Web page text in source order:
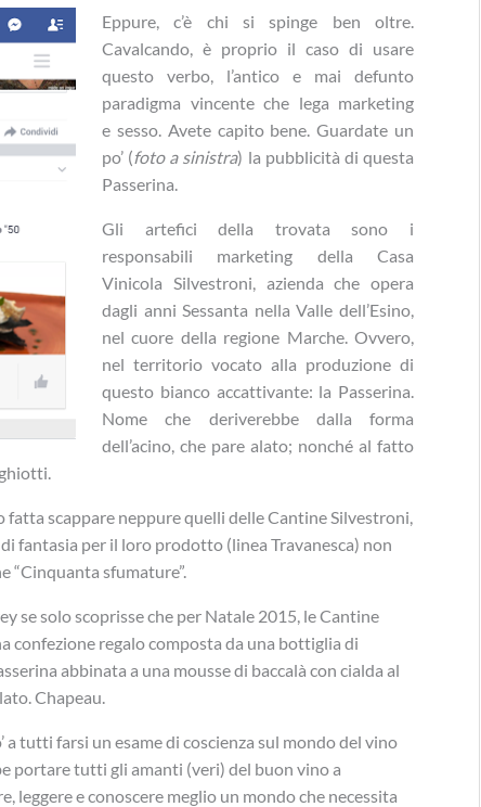
Eppure, c’è chi si spinge ben oltre.
Cavalcando, è proprio il caso di usare
questo verbo, l’antico e mai defunto
paradigma vincente che lega marketing
e sesso. Avete capito bene. Guardate un
po’ (foto a sinistra) la pubblicità di questa
Passerina.
Gli artefici della trovata sono i
responsabili marketing della Casa
Vinicola Silvestroni, azienda che opera
dagli anni Sessanta nella Valle dell’Esino,
nel cuore della regione Marche. Ovvero,
nel territorio vocato alla produzione di
questo bianco accattivante: la Passerina.
Nome che deriverebbe dalla forma
dell’acino, che pare alato; nonché al fatto
fatta scappare neppure quelli delle Cantine Silvestroni,
fantasia per il loro prodotto (linea Travanesca) non
“Cinquanta sfumature”.
se solo scoprisse che per Natale 2015, le Cantine
confezione regalo composta da una bottiglia di
abbinata a una mousse di baccalà con cialda al
Chapeau.
a tutti farsi un esame di coscienza sul mondo del vino
portare tutti gli amanti (veri) del buon vino a
leggere e conoscere meglio un mondo che necessita